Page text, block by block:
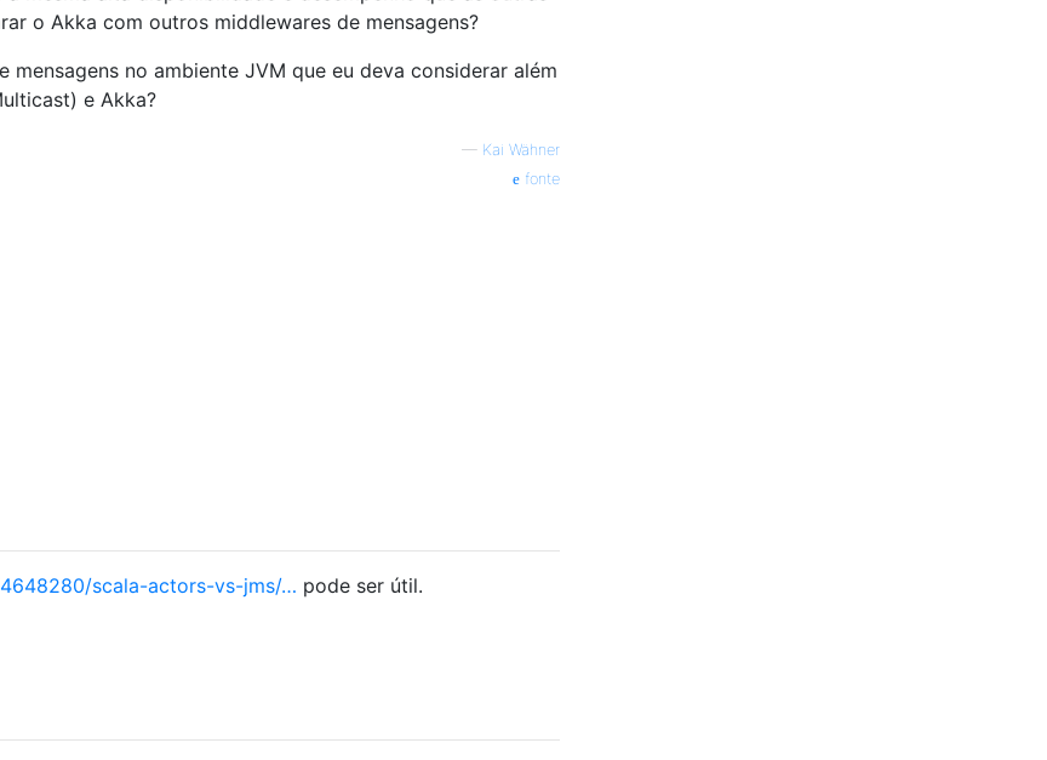
o Akka com outros middlewares de mensagens?
mensagens no ambiente JVM que eu deva considerar além
e Akka?
— Kai Wähner
fonte
scala-actors-vs-jms/… pode ser útil.